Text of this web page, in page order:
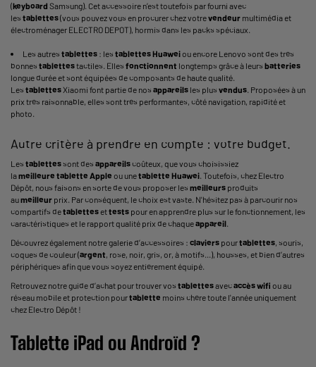
(keyboard Samsung). Cet accessoire n’est toutefois par fourni avec
les tablettes(vous pouvez vous en procurer chez votrevendeur multimédia et
électroménager ELECTRO DEPOT), hormis dans les packs spéciaux.
Les autres tablettes : les tablettesHuaweiou encore Lenovo sont des très
bonnes tablettestactiles. Elles fonctionnent longtemps grâce à leurs batteries
longue durée et sont équipées de composants de haute qualité.
Les tablettes Xiaomi font partie de nos appareils les plus vendus. Proposées à un
prix très raisonnable, elles sont très performantes, côté navigation, rapidité et
photo.
Autre critère à prendre en compte : votre budget.
Les tablettessont des appareilscoûteux, que vous choisissiez
lameilleure tablette Apple ou unetablette Huawei. Toutefois, chez Electro
Dépôt, nous faisons en sorte de vous proposer les meilleurs produits
aumeilleur prix. Par conséquent, le choix est vaste. N'hésitez pas à parcourir nos
compartifs detablettesettests pour en apprendre plus sur le fonctionnement, les
caractéristiques et le rapport qualité prix de chaqueappareil.
Découvrez également notre galerie d’accessoires : claviers pourtablettes, souris,
coques de couleur (argent, rose, noir, gris, or, à motifs...), housses, et bien d’autres
périphériques afin que vous soyez entièrement équipé.
Retrouvez notreguide d’achat pour trouver vos tablettesavecaccès wifi ou au
réseau mobile et protection pourtablette moins chère toute l'année uniquement
chez Electro Dépôt !
Tablette iPad ou Androïd ?